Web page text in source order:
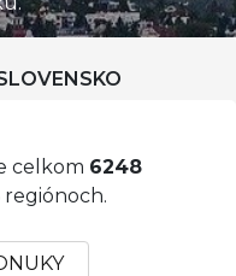
celkom 6248
regiónoch.